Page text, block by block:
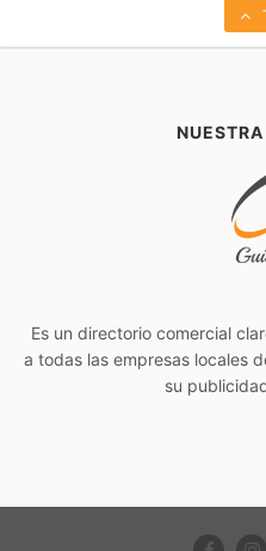
Es un directorio comercial
a todas las empresas locales
su